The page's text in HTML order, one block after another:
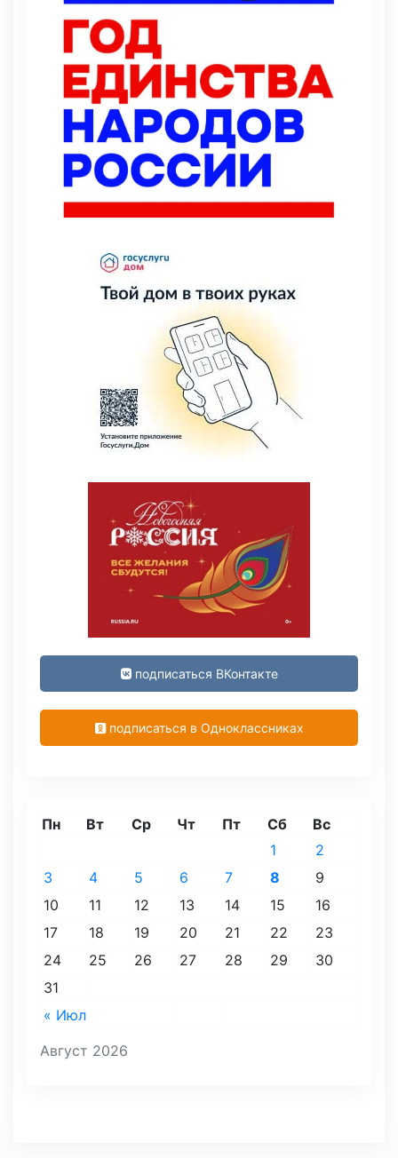
подписаться ВКонтакте
подписаться в Одноклассниках
Август 2026
Пн Вт Ср Чт Пт Сб Вс
« Июл
1
2
3
4 5 6 7 8
9
10
11 12 13 14 15
16
17
18 19 20 21 22
23
24
25 26 27 28 29
30
31